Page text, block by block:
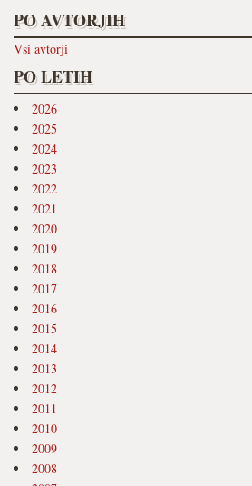
PO AVTORJIH
Vsi avtorji
PO LETIH
2026
2025
2024
2023
2022
2021
2020
2019
2018
2017
2016
2015
2014
2013
2012
2011
2010
2009
2008